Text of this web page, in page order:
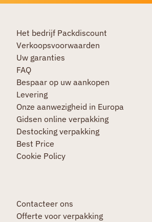
Het bedrijf Packdiscount
Verkoopsvoorwaarden
Uw garanties
FAQ
Bespaar op uw aankopen
Levering
Onze aanwezigheid in Europa
Gidsen online verpakking
Destocking verpakking
Best Price
Cookie Policy
Contacteer ons
Offerte voor verpakking